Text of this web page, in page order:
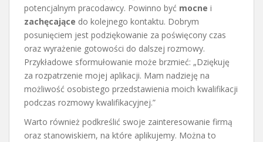
potencjalnym pracodawcy. Powinno być mocne i
zachęcające do kolejnego kontaktu. Dobrym
posunięciem jest podziękowanie za poświęcony czas
oraz wyrażenie gotowości do dalszej rozmowy.
Przykładowe sformułowanie może brzmieć: „Dziękuję
za rozpatrzenie mojej aplikacji. Mam nadzieję na
możliwość osobistego przedstawienia moich kwalifikacji
podczas rozmowy kwalifikacyjnej.”
Warto również podkreślić swoje zainteresowanie firmą
oraz stanowiskiem, na które aplikujemy. Można to